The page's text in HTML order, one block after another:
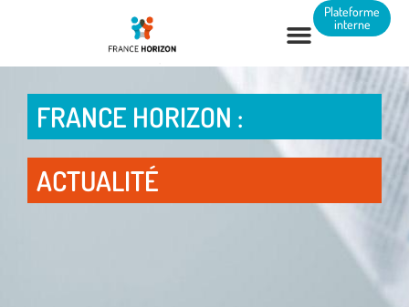
Plateforme
interne
FRANCE HORIZON :
ACTUALITÉ